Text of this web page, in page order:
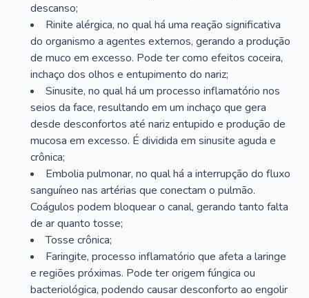
descanso;
Rinite alérgica, no qual há uma reação significativa
do organismo a agentes externos, gerando a produção
de muco em excesso. Pode ter como efeitos coceira,
inchaço dos olhos e entupimento do nariz;
Sinusite, no qual há um processo inflamatório nos
seios da face, resultando em um inchaço que gera
desde desconfortos até nariz entupido e produção de
mucosa em excesso. É dividida em sinusite aguda e
crônica;
Embolia pulmonar, no qual há a interrupção do fluxo
sanguíneo nas artérias que conectam o pulmão.
Coágulos podem bloquear o canal, gerando tanto falta
de ar quanto tosse;
Tosse crônica;
Faringite, processo inflamatório que afeta a laringe
e regiões próximas. Pode ter origem fúngica ou
bacteriológica, podendo causar desconforto ao engolir